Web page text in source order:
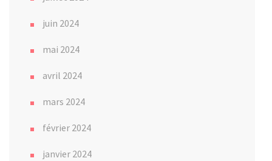
juin 2024
mai 2024
avril 2024
mars 2024
février 2024
janvier 2024